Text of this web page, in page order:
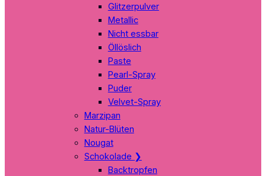
Glitzerpulver
Metallic
Nicht essbar
Öllöslich
Paste
Pearl-Spray
Puder
Velvet-Spray
Marzipan
Natur-Blüten
Nougat
Schokolade ❯
Backtropfen